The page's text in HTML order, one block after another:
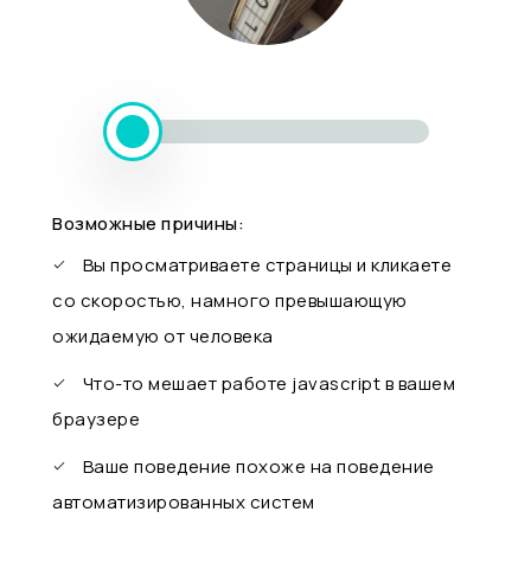
Возможные причины:
Вы просматриваете страницы и кликаете
со скоростью, намного превышающую
ожидаемую от человека
Что-то мешает работе javascript в вашем
браузере
Ваше поведение похоже на поведение
автоматизированных систем